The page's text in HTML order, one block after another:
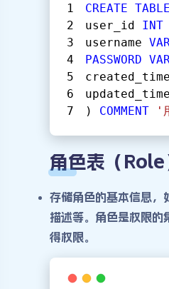
CREATE TABLE
user_id INT
username
PASSWORD
) COMMENT '
角色表（Role
存储角色的基本信息，
描述等。角色是权限的
得权限。